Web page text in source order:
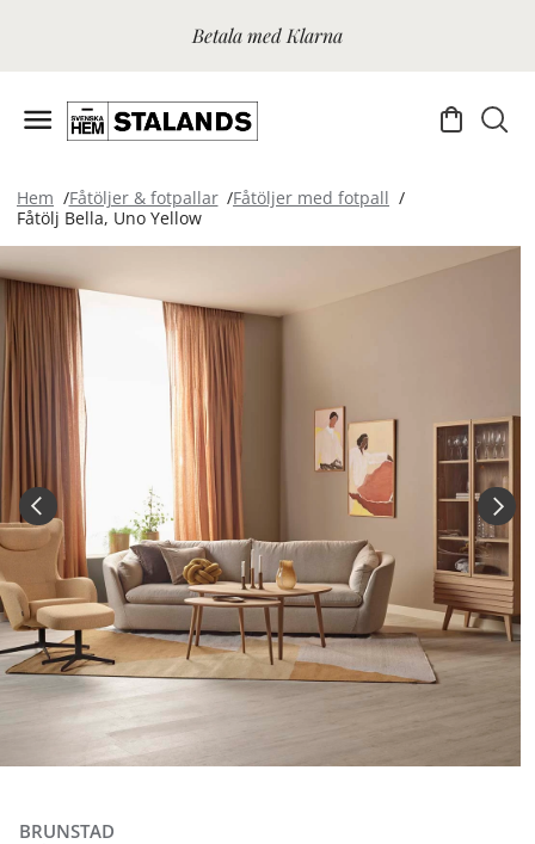
Betala med Klarna
Hem Fåtöljer & fotpallar
Fåtöljer med fotpall
Fåtölj Bella, Uno Yellow
BRUNSTAD